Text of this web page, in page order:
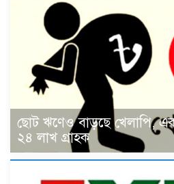
ছোট ঋণেও বাড়ছে খেলাপি,
২৪ লাখ গ্রাহক